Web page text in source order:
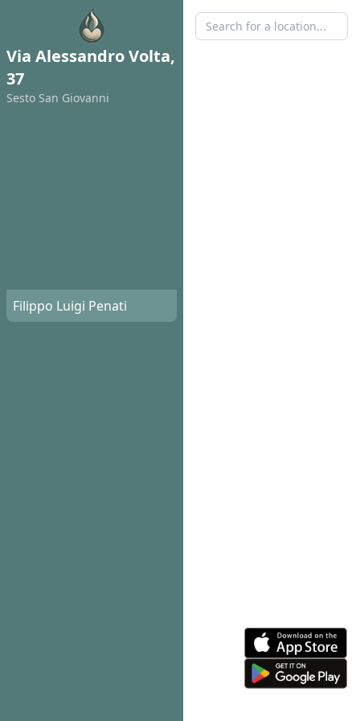
Via Alessandro Volta,
37
Sesto San Giovanni
Filippo Luigi Penati